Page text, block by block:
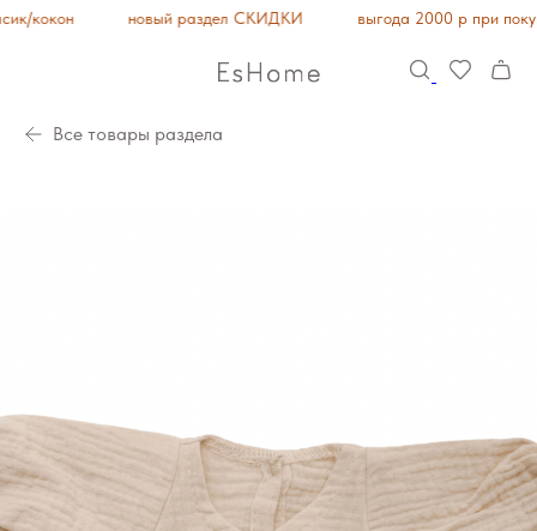
кокон новый раздел СКИДКИ выгода 2000 р при
Все товары раздела